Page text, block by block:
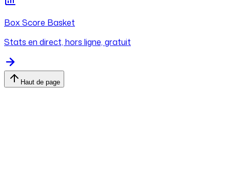
Box Score Basket
Stats en direct, hors ligne, gratuit
Haut de page